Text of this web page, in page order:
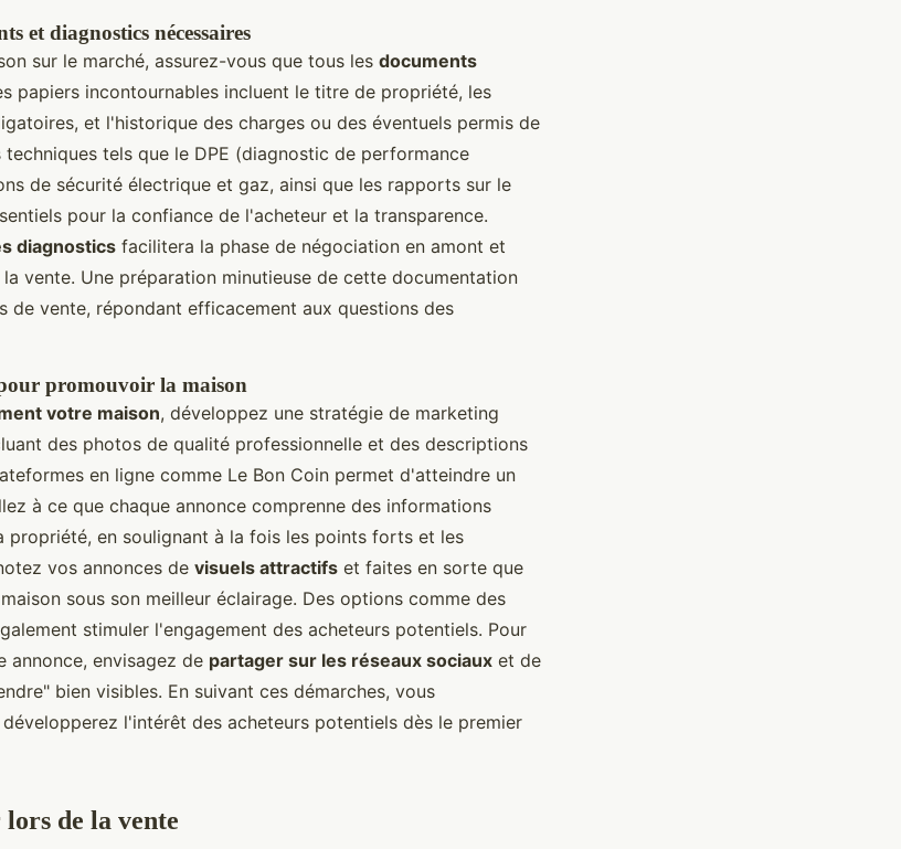
et diagnostics nécessaires
sur le marché, assurez-vous que tous les documents
papiers incontournables incluent le titre de propriété, les
et l'historique des charges ou des éventuels permis de
tels que le DPE (diagnostic de performance
de sécurité électrique et gaz, ainsi que les rapports sur le
pour la confiance de l'acheteur et la transparence.
diagnostics facilitera la phase de négociation en amont et
vente. Une préparation minutieuse de cette documentation
de vente, répondant efficacement aux questions des
promouvoir la maison
votre maison, développez une stratégie de marketing
des photos de qualité professionnelle et des descriptions
en ligne comme Le Bon Coin permet d'atteindre un
à ce que chaque annonce comprenne des informations
propriété, en soulignant à la fois les points forts et les
vos annonces de visuels attractifs et faites en sorte que
sous son meilleur éclairage. Des options comme des
stimuler l'engagement des acheteurs potentiels. Pour
annonce, envisagez de partager sur les réseaux sociaux et de
bien visibles. En suivant ces démarches, vous
l'intérêt des acheteurs potentiels dès le premier
de la vente